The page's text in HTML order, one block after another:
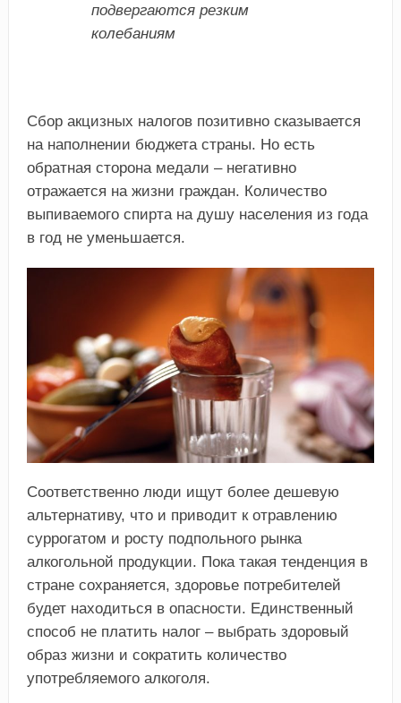
подвергаются резким
колебаниям
Сбор акцизных налогов позитивно сказывается
на наполнении бюджета страны. Но есть
обратная сторона медали – негативно
отражается на жизни граждан. Количество
выпиваемого спирта на душу населения из года
в год не уменьшается.
Соответственно люди ищут более дешевую
альтернативу, что и приводит к отравлению
суррогатом и росту подпольного рынка
алкогольной продукции. Пока такая тенденция в
стране сохраняется, здоровье потребителей
будет находиться в опасности. Единственный
способ не платить налог – выбрать здоровый
образ жизни и сократить количество
употребляемого алкоголя.